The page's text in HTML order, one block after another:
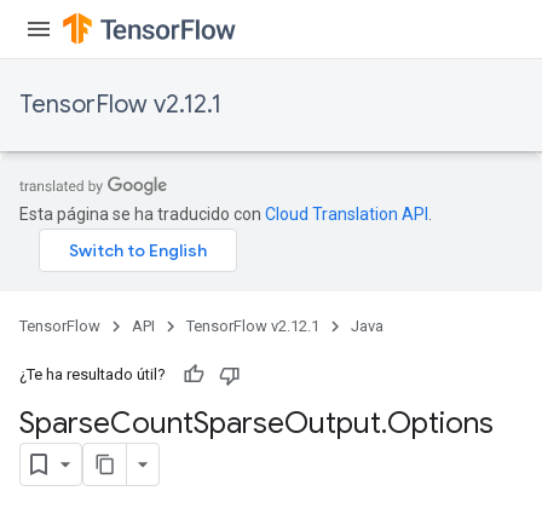
TensorFlow v2.12.1
Esta página se ha traducido con Cloud Translation API
TensorFlow API TensorFlow v2.12.1 Java
¿Te ha resultado útil?
SparseCountSparseOutput.Options